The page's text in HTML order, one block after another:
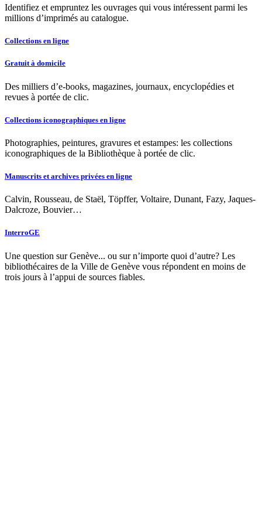
Identifiez et empruntez les ouvrages qui vous intéressent parmi les
millions d’imprimés au catalogue.
Collections en ligne
Gratuit à domicile
Des milliers d’e-books, magazines, journaux, encyclopédies et
revues à portée de clic.
Collections iconographiques en ligne
Photographies, peintures, gravures et estampes: les collections
iconographiques de la Bibliothèque à portée de clic.
Manuscrits et archives privées en ligne
Calvin, Rousseau, de Staël, Töpffer, Voltaire, Dunant, Fazy, Jaques-
Dalcroze, Bouvier…
InterroGE
Une question sur Genève... ou sur n’importe quoi d’autre? Les
bibliothécaires de la Ville de Genève vous répondent en moins de
trois jours à l’appui de sources fiables.